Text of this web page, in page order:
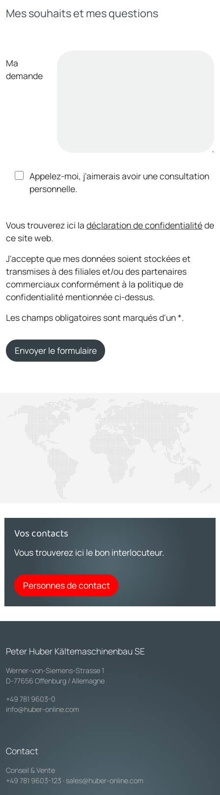
Mes souhaits et mes questions
Ma
demande
Appelez-moi, j'aimerais avoir une consultation
personnelle.
Vous trouverez ici la déclaration de confidentialitéde
ce site web.
J'accepte que mes données soient stockées et
transmises à des filiales et/ou des partenaires
commerciaux conformément à la politique de
confidentialité mentionnée ci-dessus.
Les champs obligatoires sont marqués d'un *.
Envoyer le formulaire
Vos contacts
Vous trouverez ici le bon interlocuteur.
Personnes de contact
Peter Huber Kältemaschinenbau SE
Werner-von-Siemens-Strasse 1
D-77656 Offenburg / Allemagne
+49 781 9603-0
info@huber-online.com
Contact
Conseil & Vente
+49 781 9603-123 · sales@huber-online.com